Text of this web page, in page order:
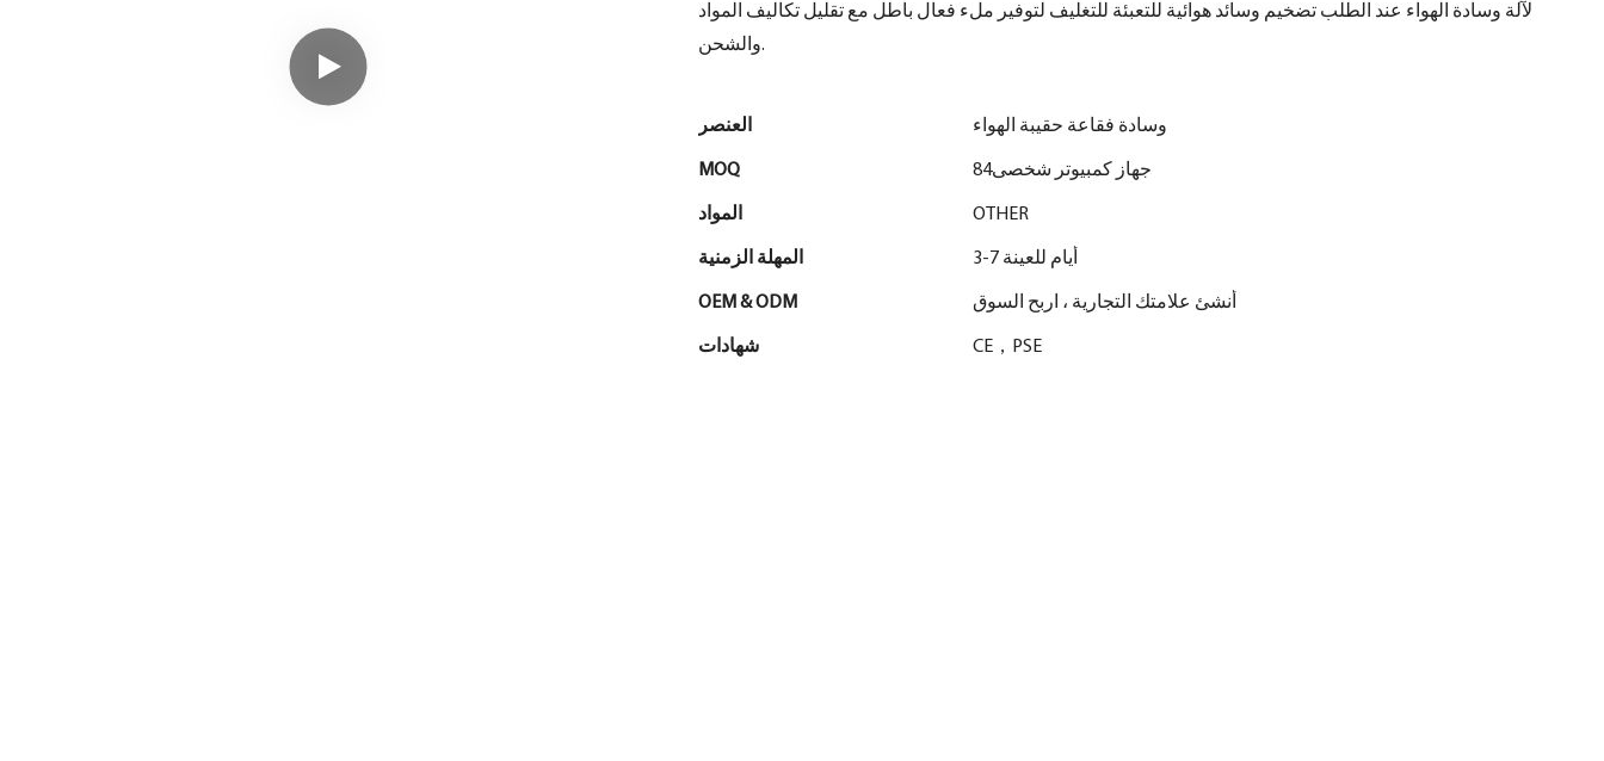
لآلة وسادة الهواء عند الطلب تضخيم وسائد هوائية للتعبئة للتغليف لتوفير ملء فعال باطل مع تقليل تكاليف المواد
والشحن.
وسادة فقاعة حقيبة الهواء
MOQ جهاز كمبيوتر شخصى84
المواد OTHER
المهلة الزمنية 3-7 أيام للعينة
OEM & ODM أنشئ علامتك التجارية ، اربح السوق
شهادات CE，PSE